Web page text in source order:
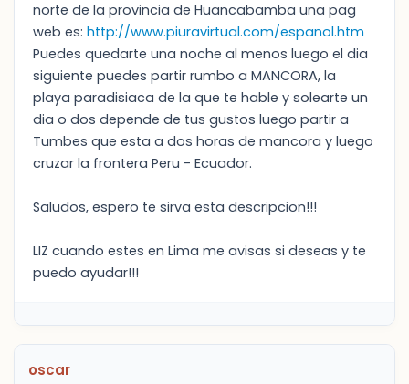
norte de la provincia de Huancabamba una pag
web es: http://www.piuravirtual.com/espanol.htm
Puedes quedarte una noche al menos luego el dia
siguiente puedes partir rumbo a MANCORA, la
playa paradisiaca de la que te hable y solearte un
dia o dos depende de tus gustos luego partir a
Tumbes que esta a dos horas de mancora y luego
cruzar la frontera Peru - Ecuador.
Saludos, espero te sirva esta descripcion!!!
LIZ cuando estes en Lima me avisas si deseas y te
puedo ayudar!!!
oscar